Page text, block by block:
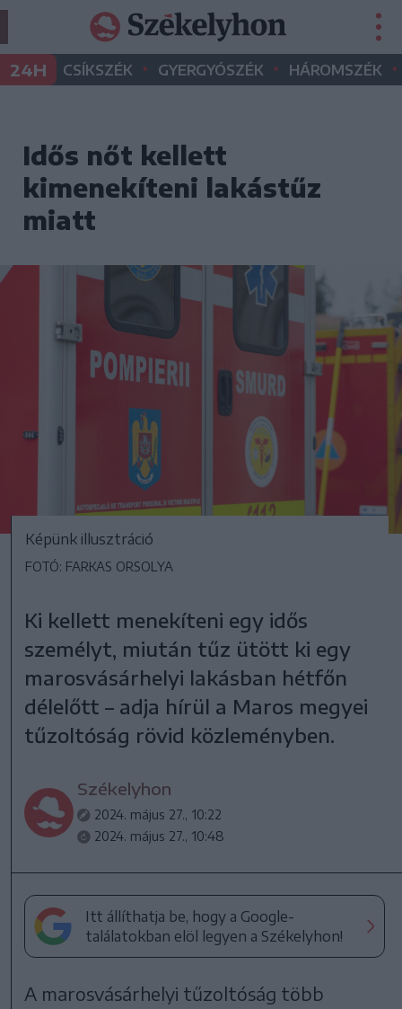
24H CSÍKSZÉK • GYERGYÓSZÉK • HÁROMSZÉK •
Idős nőt kellett
kimenekíteni lakástűz
miatt
Képünk illusztráció
FOTÓ: FARKAS ORSOLYA
Ki kellett menekíteni egy idős
személyt, miután tűz ütött ki egy
marosvásárhelyi lakásban hétfőn
délelőtt – adja hírül a Maros megyei
tűzoltóság rövid közleményben.
Székelyhon
2024. május 27., 10:22
2024. május 27., 10:48
Itt állíthatja be, hogy a Google-
találatokban elöl legyen a Székelyhon!
A marosvásárhelyi tűzoltóság több